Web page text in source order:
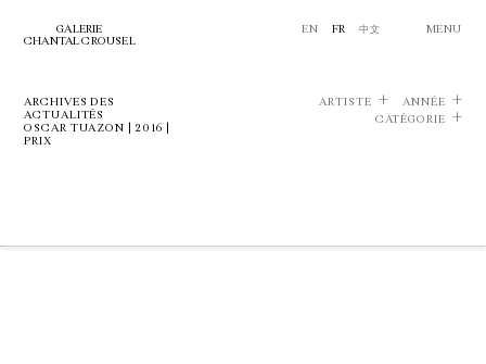
GALERIE
CHANTAL CROUSEL
EN FR 中文 MENU
ARCHIVES DES
ACTUALITÉS
OSCAR TUAZON | 2016 |
PRIX
ARTISTE
ANNÉE
CATÉGORIE